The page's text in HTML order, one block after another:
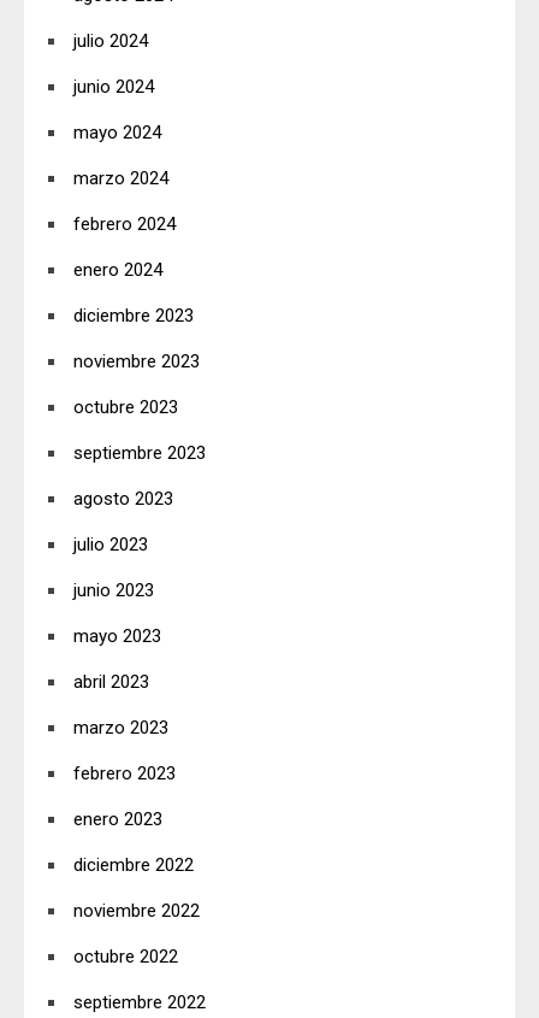
julio 2024
junio 2024
mayo 2024
marzo 2024
febrero 2024
enero 2024
diciembre 2023
noviembre 2023
octubre 2023
septiembre 2023
agosto 2023
julio 2023
junio 2023
mayo 2023
abril 2023
marzo 2023
febrero 2023
enero 2023
diciembre 2022
noviembre 2022
octubre 2022
septiembre 2022